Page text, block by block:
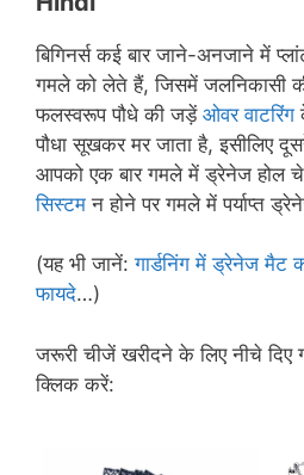
बिगिनर्स कई बार जाने-अनजाने में
गमले को लेते हैं, जिसमें जलनिकासी की
फलस्वरूप पौधे की जड़ें ओवर वाटरिंग
पौधा सूखकर मर जाता है, इसीलिए
आपको एक बार गमले में ड्रेनेज होल
सिस्टम न होने पर गमले में पर्याप्त
(यह भी जानें:गार्डनिंग में ड्रेनेज
फायदे…)
जरूरी चीजें खरीदने के लिए नीचे
क्लिक करें: